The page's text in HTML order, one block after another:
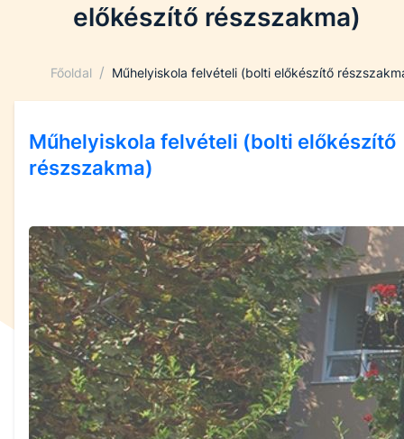
előkészítő részszakma)
Főoldal / Műhelyiskola felvételi (bolti előkészítő
Műhelyiskola felvételi (bolti előkészítő
részszakma)